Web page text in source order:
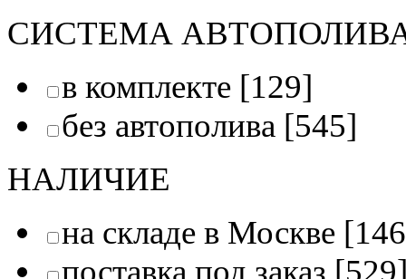
СИСТЕМА
в комплекте [129]
без автополива [545]
НАЛИЧИЕ
на складе в Москве
поставка под заказ